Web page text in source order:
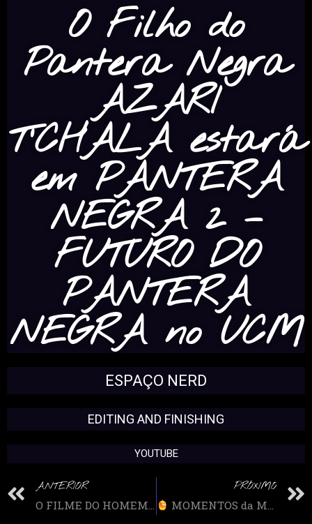
O Filho do
Pantera Negra
AZARI
T’CHALA estará
em PANTERA
NEGRA 2 –
FUTURO DO
PANTERA
NEGRA no UCM
ESPAÇO NERD
EDITING AND FINISHING
YOUTUBE
ANTERIOR
O FILME DO HOMEM ARANHA PARA ADULTOS DOS ANOS 90 QUE VOCÊ NUNCA OUVIU FALAR
PRÓXIMO
MOMENTOS da MELZINHA 2: